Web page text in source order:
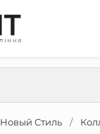
Новый Стиль